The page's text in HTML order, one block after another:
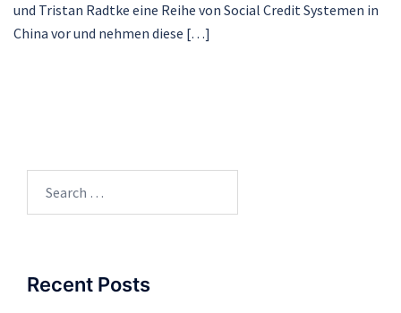
und Tristan Radtke eine Reihe von Social Credit Systemen in
China vor und nehmen diese […]
Recent Posts